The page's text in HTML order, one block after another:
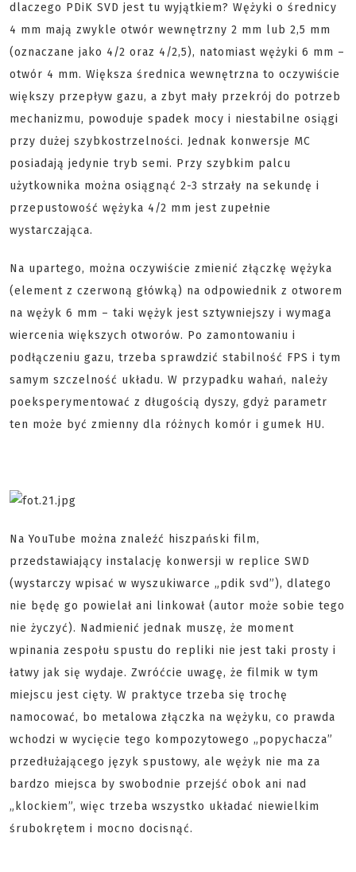
dlaczego PDiK SVD jest tu wyjątkiem? Wężyki o średnicy
4 mm mają zwykle otwór wewnętrzny 2 mm lub 2,5 mm
(oznaczane jako 4/2 oraz 4/2,5), natomiast wężyki 6 mm –
otwór 4 mm. Większa średnica wewnętrzna to oczywiście
większy przepływ gazu, a zbyt mały przekrój do potrzeb
mechanizmu, powoduje spadek mocy i niestabilne osiągi
przy dużej szybkostrzelności. Jednak konwersje MC
posiadają jedynie tryb semi. Przy szybkim palcu
użytkownika można osiągnąć 2-3 strzały na sekundę i
przepustowość wężyka 4/2 mm jest zupełnie
wystarczająca.
Na upartego, można oczywiście zmienić złączkę wężyka
(element z czerwoną główką) na odpowiednik z otworem
na wężyk 6 mm – taki wężyk jest sztywniejszy i wymaga
wiercenia większych otworów. Po zamontowaniu i
podłączeniu gazu, trzeba sprawdzić stabilność FPS i tym
samym szczelność układu. W przypadku wahań, należy
poeksperymentować z długością dyszy, gdyż parametr
ten może być zmienny dla różnych komór i gumek HU.
Na YouTube można znaleźć hiszpański film,
przedstawiający instalację konwersji w replice SWD
(wystarczy wpisać w wyszukiwarce „pdik svd”), dlatego
nie będę go powielał ani linkował (autor może sobie tego
nie życzyć). Nadmienić jednak muszę, że moment
wpinania zespołu spustu do repliki nie jest taki prosty i
łatwy jak się wydaje. Zwróćcie uwagę, że filmik w tym
miejscu jest cięty. W praktyce trzeba się trochę
namocować, bo metalowa złączka na wężyku, co prawda
wchodzi w wycięcie tego kompozytowego „popychacza”
przedłużającego język spustowy, ale wężyk nie ma za
bardzo miejsca by swobodnie przejść obok ani nad
„klockiem”, więc trzeba wszystko układać niewielkim
śrubokrętem i mocno docisnąć.